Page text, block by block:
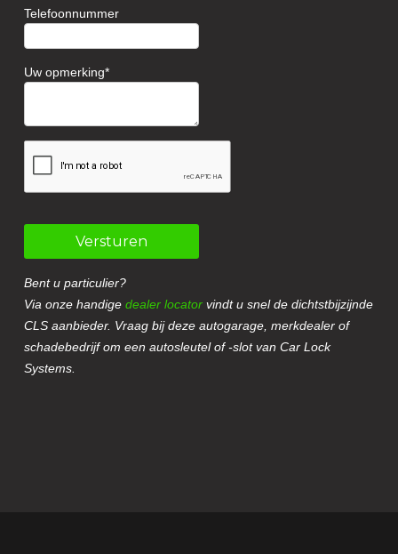
Telefoonnummer
Uw opmerking
Versturen
Bent u particulier?
Via onze handigedealer locator vindt u snel de dichtstbijzijnde
CLS aanbieder. Vraag bij deze autogarage, merkdealer of
schadebedrijf om een autosleutel of -slot van Car Lock
Systems.